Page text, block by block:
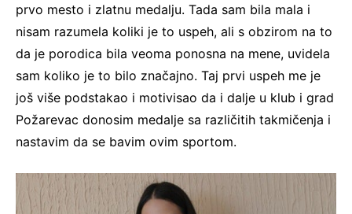
prvo mesto i zlatnu medalju. Tada sam bila mala i
nisam razumela koliki je to uspeh, ali s obzirom na to
da je porodica bila veoma ponosna na mene, uvidela
sam koliko je to bilo značajno. Taj prvi uspeh me je
još više podstakao i motivisao da i dalje u klub i grad
Požarevac donosim medalje sa različitih takmičenja i
nastavim da se bavim ovim sportom.